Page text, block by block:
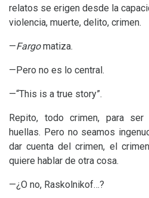
relatos se erigen desde la
violencia, muerte, delito, crimen.
—Fargomatiza.
—Pero no es lo central.
—“This is a true story”.
Repito, todo crimen, para
huellas. Pero no seamos
dar cuenta del crimen, el
quiere hablar de otra cosa.
—¿O no, Raskolnikof…?